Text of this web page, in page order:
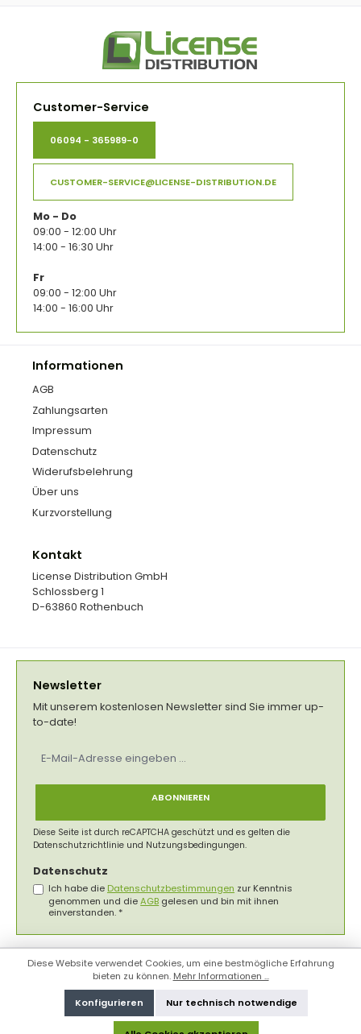
Customer-Service
06094 - 365989-0
CUSTOMER-SERVICE@LICENSE-DISTRIBUTION.DE
Mo - Do
09:00 - 12:00 Uhr
14:00 - 16:30 Uhr
Fr
09:00 - 12:00 Uhr
14:00 - 16:00 Uhr
Informationen
AGB
Zahlungsarten
Impressum
Datenschutz
Widerufsbelehrung
Über uns
Kurzvorstellung
Kontakt
License Distribution GmbH
Schlossberg 1
D-63860 Rothenbuch
Newsletter
Mit unserem kostenlosen Newsletter sind Sie immer up-
to-date!
Mail-
ABONNIEREN
Diese Seite ist durch reCAPTCHA geschützt und es gelten die
Datenschutzrichtlinie und Nutzungsbedingungen.
Datenschutz
Ich habe die Datenschutzbestimmungen zur Kenntnis
genommen und dieAGB gelesen und bin mit ihnen
einverstanden. *
Diese Website verwendet Cookies, um eine bestmögliche Erfahrung
bieten zu können. Mehr Informationen ...
Nur technisch notwendige
Konfigurieren